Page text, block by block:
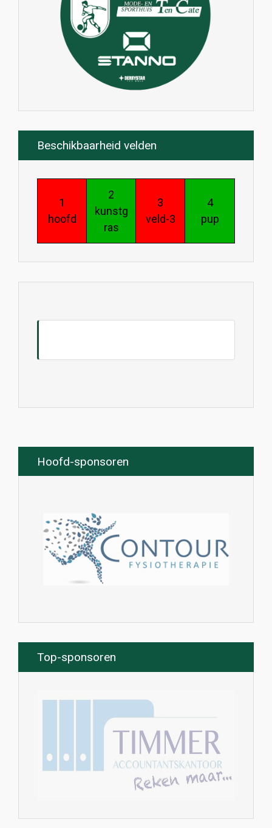
Beschikbaarheid velden
1
hoofd
2
kunstg
ras
3
veld-3
4
pup
Hoofd-sponsoren
Top-sponsoren